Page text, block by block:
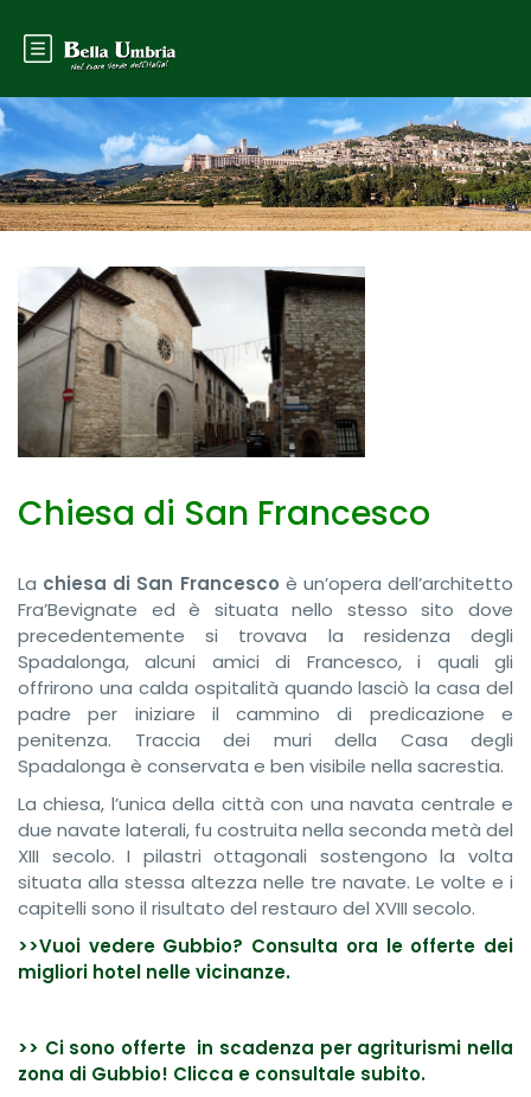
Chiesa di San Francesco
La chiesa di San Francesco è un’opera dell’architetto
Fra’Bevignate ed è situata nello stesso sito dove
precedentemente si trovava la residenza degli
Spadalonga, alcuni amici di Francesco, i quali gli
offrirono una calda ospitalità quando lasciò la casa del
padre per iniziare il cammino di predicazione e
penitenza. Traccia dei muri della Casa degli
Spadalonga è conservata e ben visibile nella sacrestia.
La chiesa, l’unica della città con una navata centrale e
due navate laterali, fu costruita nella seconda metà del
XIII secolo. I pilastri ottagonali sostengono la volta
situata alla stessa altezza nelle tre navate. Le volte e i
capitelli sono il risultato del restauro del XVIII secolo.
>>Vuoi vedere Gubbio? Consulta ora le offerte dei
migliori hotel nelle vicinanze.
>> Ci sono offerte in scadenza per agriturismi nella
zona di Gubbio! Clicca e consultale subito.